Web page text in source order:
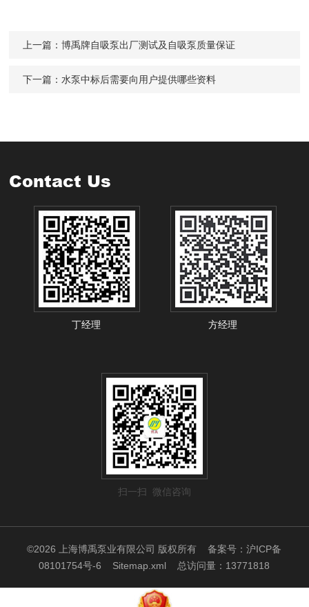
上一篇：博禹牌自吸泵出厂测试及自吸泵质量保证
下一篇：水泵中标后需要向用户提供哪些资料
Contact Us
丁经理 方经理
扫一扫 微信咨询
©2026 上海博禹泵业有限公司 版权所有备案号：沪ICP备
08101754号-6
Sitemap.xml 总访问量：13771818